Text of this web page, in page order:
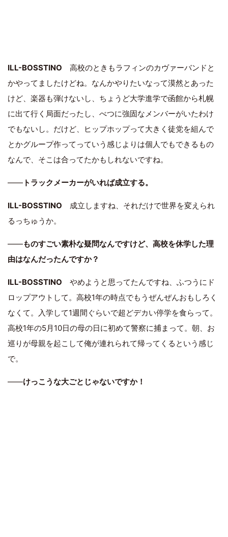
ILL-BOSSTINO 高校のときもラフィンのカヴァーバンドと
かやってましたけどね。なんかやりたいなって漠然とあった
けど、楽器も弾けないし、ちょうど大学進学で函館から札幌
に出て行く局面だったし、べつに強固なメンバーがいたわけ
でもないし。だけど、ヒップホップって大きく徒党を組んで
とかグループ作ってっていう感じよりは個人でもできるもの
なんで、そこは合ってたかもしれないですね。
―― トラックメーカーがいれば成立する。
ILL-BOSSTINO 成立しますね、それだけで世界を変えられ
るっちゅうか。
――ものすごい素朴な疑問なんですけど、高校を休学した理
由はなんだったんですか？
ILL-BOSSTINO やめようと思ってたんですね、ふつうにド
ロップアウトして。高校1年の時点でもうぜんぜんおもしろく
なくて。入学して1週間ぐらいで超どデカい停学を食らって。
高校1年の5月10日の母の日に初めて警察に捕まって。朝、お
巡りが母親を起こして俺が連れられて帰ってくるという感じ
で。
――けっこうな大ごとじゃないですか！